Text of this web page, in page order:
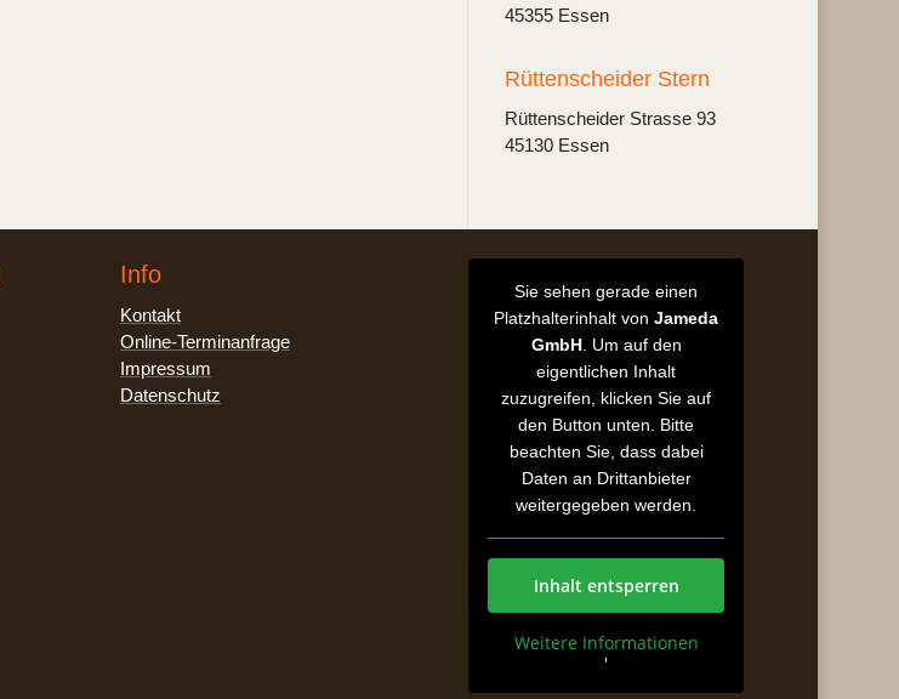
45355 Essen
Rüttenscheider Stern
Rüt­ten­schei­der Stras­se 93
45130 Essen
Info
Kontakt
Online-Terminanfrage
Impressum
Datenschutz
Sie sehen gerade einen
Platzhalterinhalt vonJameda
GmbH. Um auf den
eigentlichen Inhalt
zuzugreifen, klicken Sie auf
den Button unten. Bitte
beachten Sie, dass dabei
Daten an Drittanbieter
weitergegeben werden.
Inhalt entsperren
Weitere Informationen
'